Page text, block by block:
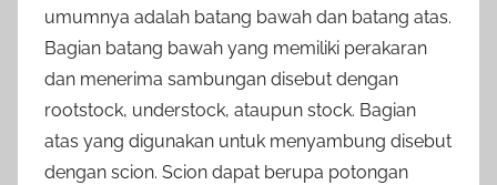
umumnya adalah batang bawah dan batang atas.
Bagian batang bawah yang memiliki perakaran
dan menerima sambungan disebut dengan
rootstock, understock, ataupun stock. Bagian
atas yang digunakan untuk menyambung disebut
dengan scion. Scion dapat berupa potongan